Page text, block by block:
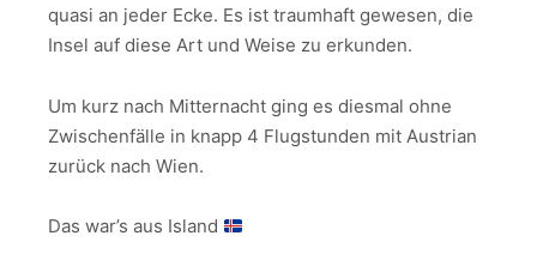
quasi an jeder Ecke. Es ist traumhaft gewesen, die
Insel auf diese Art und Weise zu erkunden.
Um kurz nach Mitternacht ging es diesmal ohne
Zwischenfälle in knapp 4 Flugstunden mit Austrian
zurück nach Wien.
Das war’s aus Island